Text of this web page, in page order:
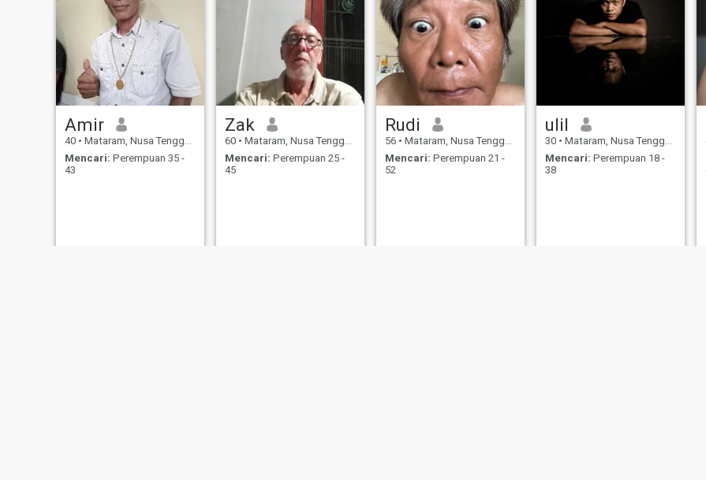
Amir
40 • Mataram, Nusa Tenggara Barat, Indonesia
Mencari: Perempuan 35 -
43
Zak
60 • Mataram, Nusa Tenggara Barat, Indonesia
Mencari: Perempuan 25 -
45
Rudi
56 • Mataram, Nusa Tenggara Barat, Indonesia
Mencari: Perempuan 21 -
52
ulil
30 • Mataram, Nusa Tenggara Barat, Indonesia
Mencari: Perempuan 18 -
38